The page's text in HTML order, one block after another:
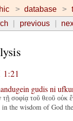
database
previous
1:21
gudis ni
σοφίᾳ τοῦ θεοῦ οὐκ
the wisdom of God